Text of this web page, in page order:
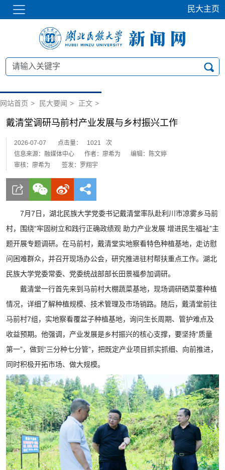
民大主页
网站首页 > 民大要闻 > 正文 >
戴清堂调研马前村产业发展与乡村振兴工作
2026-07-07 点击量： 1021
次
信息来源：融媒体中心
作者：廖希为
编辑：陈文婷
审核：廖希为
签发：罗翔宇
7月7日，湖北民族大学党委书记戴清堂率队赴利川市凉雾乡马前
村，围绕“牢固树立和践行正确政绩观 助力产业发展 增进民生福祉”主
题开展专题调研。在马前村，戴清堂实地察看特色种植基地，走访慰
问困难群众，并召开现场办公会，研究推进驻村帮扶重点工作。湖北
民族大学党委常委、党委统战部部长田景福参加调研。
戴清堂一行首先来到马前村大棚蔬菜基地，现场调研硒菜薹种植
情况，详细了解种植规模、技术管理及市场销路。随后，戴清堂前往
马前村7组，实地察看覆盆子种植基地，询问生长周期、管护难点及
收益预期。他强调，产业发展是乡村振兴的核心支撑，要坚持“质量
第一”，做到“三分种七分管”，把既定产业项目抓实抓细、向前推进，
同时积极开拓市场、做大规模。